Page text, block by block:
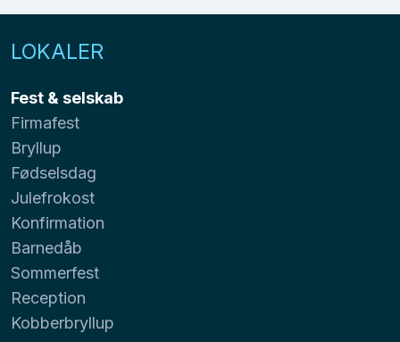
LOKALER
Fest & selskab
Firmafest
Bryllup
Fødselsdag
Julefrokost
Konfirmation
Barnedåb
Sommerfest
Reception
Kobberbryllup